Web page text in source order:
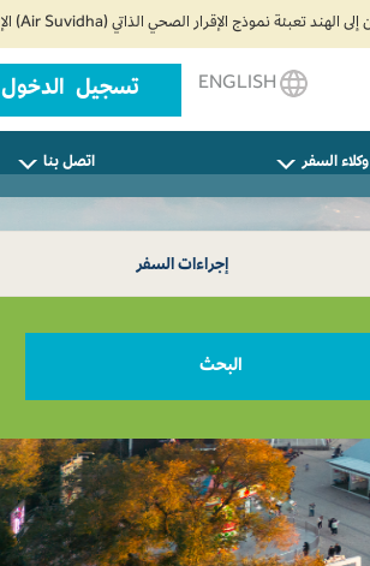
تسجيل الدخول
وكلاء السفر اتصل بنا
إجراءات السفر
البحث